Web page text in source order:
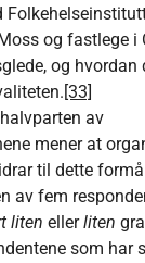
og fastlege i
og
[33]
av
mener at
til dette
av fem
litenellerliten
som har